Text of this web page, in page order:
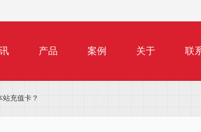
产品 案例 关于 联
充值卡？